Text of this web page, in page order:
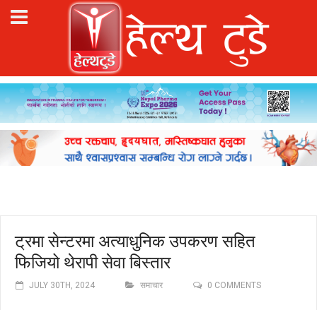
ट्रमा सेन्टरमा अत्याधुनिक उपकरण सहित
फिजियो थेरापी सेवा बिस्तार
JULY 30TH, 2024 समाचार 0 COMMENTS